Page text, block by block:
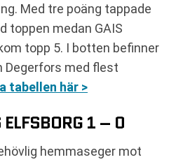
Med tre poäng tappade
toppen medan GAIS
topp 5. I botten befinner
Degerfors med flest
tabellen här >
1 – 0
hemmaseger mot